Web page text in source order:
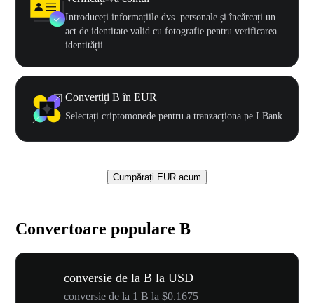
Introduceți informațiile dvs. personale și încărcați un
act de identitate valid cu fotografie pentru verificarea
identității
Convertiți B în EUR
Selectați criptomonede pentru a tranzacționa pe LBank.
Cumpărați EUR acum
Convertoare populare B
conversie de la B la USD
conversie de la 1 B la $0.1675